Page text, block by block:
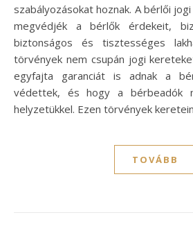
szabályozásokat hoznak. A bérlői
megvédjék a bérlők érdekeit,
biztonságos és tisztességes
törvények nem csupán jogi
egyfajta garanciát is adnak a
védettek, és hogy a bérbeadók
helyzetükkel. Ezen törvények
TOVÁBB